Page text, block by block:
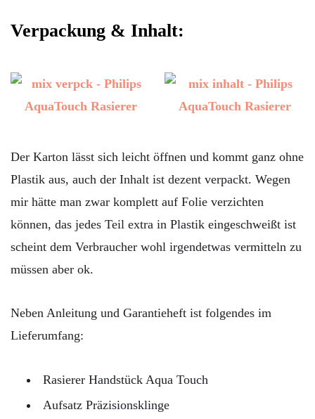
Verpackung & Inhalt:
Der Karton lässt sich leicht öffnen und kommt ganz ohne
Plastik aus, auch der Inhalt ist dezent verpackt. Wegen
mir hätte man zwar komplett auf Folie verzichten
können, das jedes Teil extra in Plastik eingeschweißt ist
scheint dem Verbraucher wohl irgendetwas vermitteln zu
müssen aber ok.
Neben Anleitung und Garantieheft ist folgendes im
Lieferumfang:
Rasierer Handstück Aqua Touch
Aufsatz Präzisionsklinge